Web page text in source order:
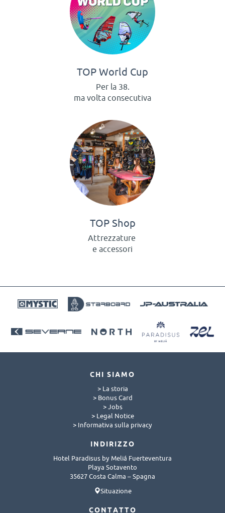
TOP World Cup
Per la 38.
ma volta consecutiva
TOP Shop
Attrezzature
e accessori
CHI SIAMO
> La storia
> Bonus Card
> Jobs
> Legal Notice
> Informativa sulla privacy
INDIRIZZO
Hotel Paradisus by Meliá Fuerteventura
Playa Sotavento
35627 Costa Calma – Spagna
Situazione
CONTATTO